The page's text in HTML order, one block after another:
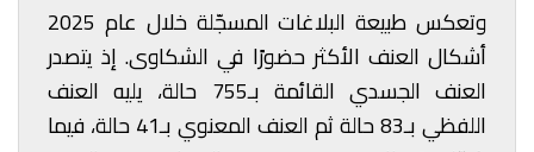
وتعكس طبيعة البلاغات المسجّلة خلال عام 2025
أشكال العنف الأكثر حضورًا في الشكاوى. إذ يتصدر
العنف الجسدي القائمة بـ755 حالة، يليه العنف
اللفظي بـ83 حالة ثم العنف المعنوي بـ41 حالة، فيما